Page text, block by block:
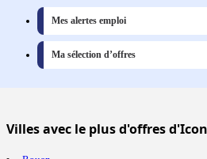
Mes alertes emploi
Ma sélection d’offres
Villesavec le plus d'offres